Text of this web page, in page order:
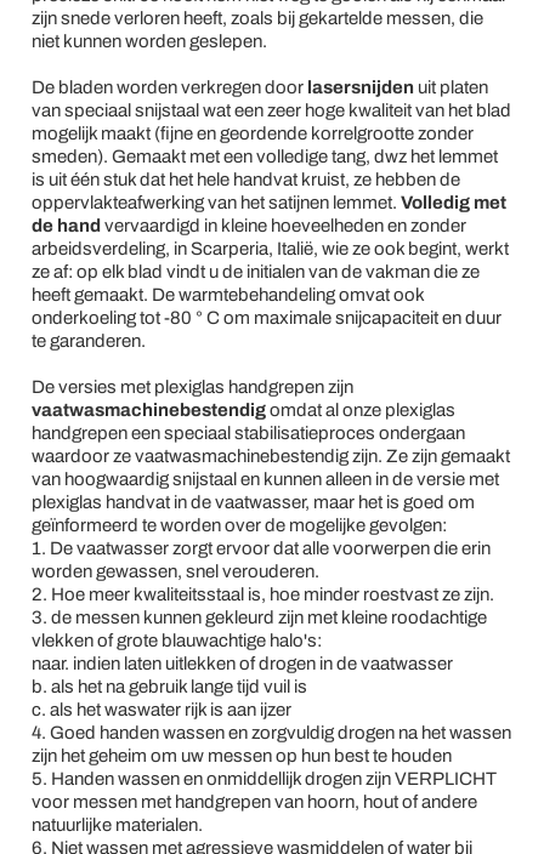
zijn snede verloren heeft, zoals bij gekartelde messen, die
niet kunnen worden geslepen.
De bladen worden verkregen door lasersnijden uit platen
van speciaal snijstaal wat een zeer hoge kwaliteit van het blad
mogelijk maakt (fijne en geordende korrelgrootte zonder
smeden). Gemaakt met een volledige tang, dwz het lemmet
is uit één stuk dat het hele handvat kruist, ze hebben de
oppervlakteafwerking van het satijnen lemmet. Volledig met
de hand vervaardigd in kleine hoeveelheden en zonder
arbeidsverdeling, in Scarperia, Italië, wie ze ook begint, werkt
ze af: op elk blad vindt u de initialen van de vakman die ze
heeft gemaakt. De warmtebehandeling omvat ook
onderkoeling tot -80 ° C om maximale snijcapaciteit en duur
te garanderen.
De versies met plexiglas handgrepen zijn
vaatwasmachinebestendigomdat al onze plexiglas
handgrepen een speciaal stabilisatieproces ondergaan
waardoor ze vaatwasmachinebestendig zijn. Ze zijn gemaakt
van hoogwaardig snijstaal en kunnen alleen in de versie met
plexiglas handvat in de vaatwasser, maar het is goed om
geïnformeerd te worden over de mogelijke gevolgen:
1. De vaatwasser zorgt ervoor dat alle voorwerpen die erin
worden gewassen, snel verouderen.
2. Hoe meer kwaliteitsstaal is, hoe minder roestvast ze zijn.
3. de messen kunnen gekleurd zijn met kleine roodachtige
vlekken of grote blauwachtige halo's:
naar. indien laten uitlekken of drogen in de vaatwasser
b. als het na gebruik lange tijd vuil is
c. als het waswater rijk is aan ijzer
4. Goed handen wassen en zorgvuldig drogen na het wassen
zijn het geheim om uw messen op hun best te houden
5. Handen wassen en onmiddellijk drogen zijn VERPLICHT
voor messen met handgrepen van hoorn, hout of andere
natuurlijke materialen.
6. Niet wassen met agressieve wasmiddelen of water bij